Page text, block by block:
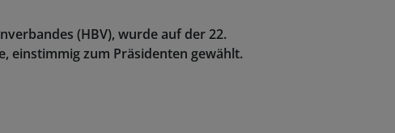
(HBV), wurde auf der 22.
einstimmig zum Präsidenten gewählt.